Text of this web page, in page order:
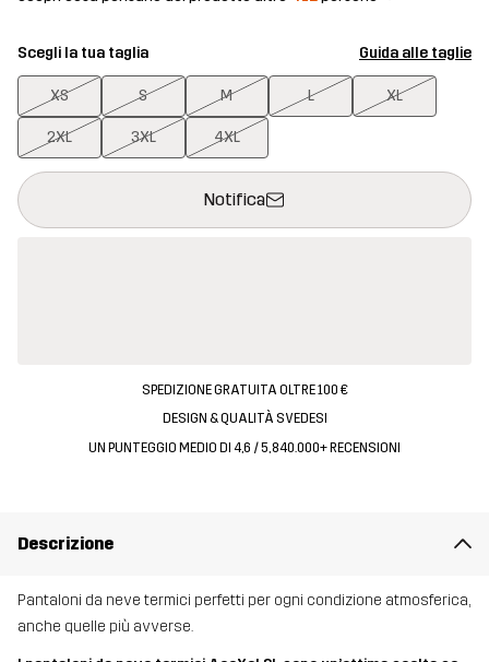
Scegli la tua taglia Guida alle taglie
XS S M L XL
2XL 3XL 4XL
Notifica
Questo tasto aprirà una finestra modale per confermare un
{{size}} non disponibile
SPEDIZIONE GRATUITA OLTRE 100 €
DESIGN & QUALITÀ SVEDESI
UN PUNTEGGIO MEDIO DI 4,6 / 5, 840.000+ RECENSIONI
Descrizione
Pantaloni da neve termici perfetti per ogni condizione atmosferica,
anche quelle più avverse.